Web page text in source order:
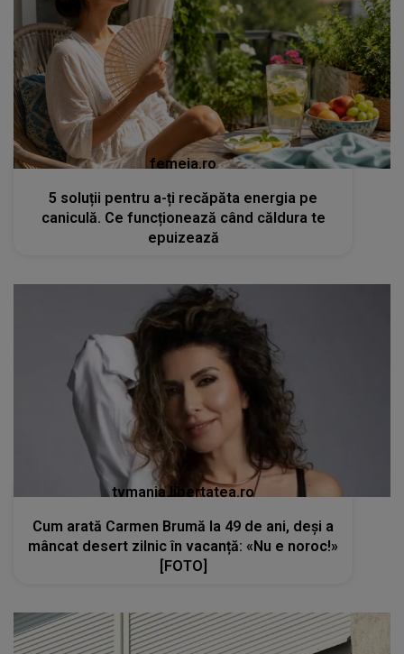
femeia.ro
5 soluții pentru a-ți recăpăta energia pe
caniculă. Ce funcționează când căldura te
epuizează
tvmania.libertatea.ro
Cum arată Carmen Brumă la 49 de ani, deși a
mâncat desert zilnic în vacanță: «Nu e noroc!»
[FOTO]